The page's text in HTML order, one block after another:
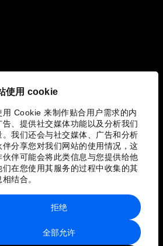
使用 cookie
用 Cookie 来制作贴合用户需求的内
告、提供社交媒体功能以及分析我们
。我们还会与社交媒体、广告和分析
伴分享您对我们网站的使用情况，这
伙伴可能会将此类信息与您提供给他
们在您使用其服务的过程中收集的其
结合。
全部允许
拒绝
站点地图